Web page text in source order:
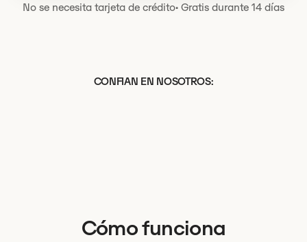
No se necesita tarjeta de crédito· Gratis durante 14 días
CONFIAN EN NOSOTROS:
Cómo funciona